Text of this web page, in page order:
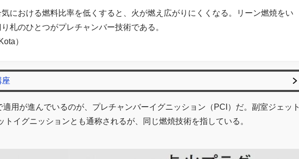
における燃料比率を低くすると、火が燃え広がりにくくなる。リーン燃焼をい
札のひとつがプレチャンバー技術である。
）
座
用が進んでいるのが、プレチャンバーイグニッション（PCI）だ。副室ジェット
イグニッションとも通称されるが、同じ燃焼技術を指している。